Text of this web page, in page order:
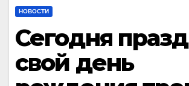
НОВОСТИ
Сегодня
свой день